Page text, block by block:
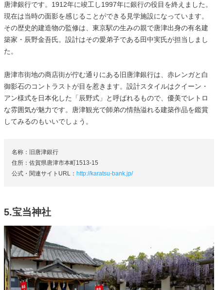
唐津銀行です。1912年に竣工し1997年に銀行の役目を終えました。
現在は当時の面影を感じることができる見学施設になっています。
その歴史的建造物の監修は、東京駅の生みの親で唐津出身の有名建
築家・辰野金吾氏。設計はその愛弟子である田中実氏が担当しまし
た。
唐津市街地の商店街が佇む通りにある旧唐津銀行は、赤レンガと白
御影石のコントラストが目を惹きます。設計スタイルはクイーン・
アン様式を日本化した「辰野式」と呼ばれるもので、優美でレトロ
な雰囲気が魅力です。唐津観光で師弟の情熱溢れる建築作品を鑑賞
してみるのもいいでしょう。
名称：旧唐津銀行
住所：佐賀県唐津市本町1513-15
公式・関連サイトURL： http://karatsu-bank.jp/
5.宝当神社